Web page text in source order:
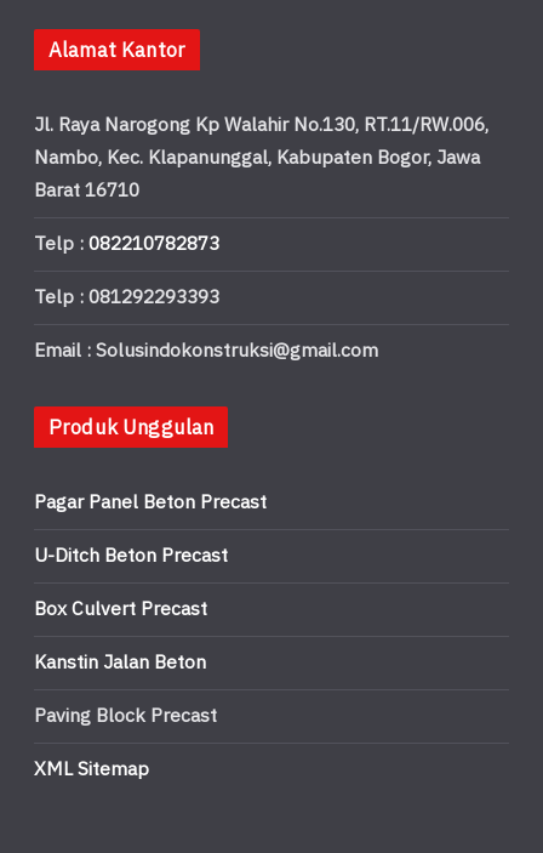
Alamat Kantor
Jl. Raya Narogong Kp Walahir No.130, RT.11/RW.006,
Nambo, Kec. Klapanunggal, Kabupaten Bogor, Jawa
Barat 16710
Telp :082210782873
Telp : 081292293393
Email : Solusindokonstruksi@gmail.com
Produk Unggulan
Pagar Panel Beton Precast
U-Ditch Beton Precast
Box Culvert Precast
Kanstin Jalan Beton
Paving Block Precast
XML Sitemap